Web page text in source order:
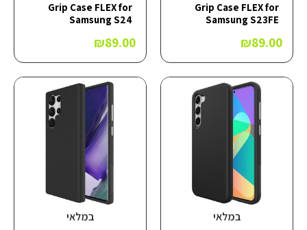
Grip Case FLEX for
Samsung S23FE
₪89.00
Grip Case FLEX for
Samsung S24
₪89.00
במלאי במלאי